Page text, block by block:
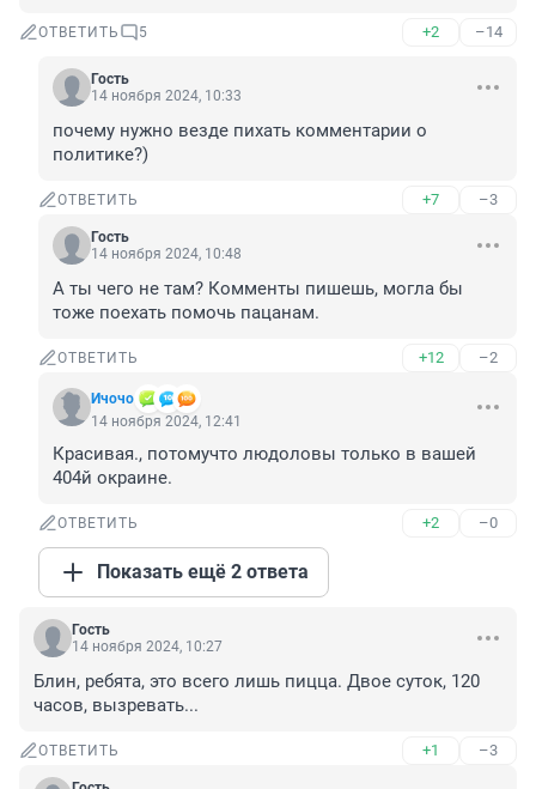
ОТВЕТИТЬ 5 +2 –14
Гость
14 ноября 2024, 10:33
почему нужно везде пихать комментарии о
политике?)
ОТВЕТИТЬ +7 –3
Гость
14 ноября 2024, 10:48
А ты чего не там? Комменты пишешь, могла бы
тоже поехать помочь пацанам.
ОТВЕТИТЬ +12 –2
Ичочо
14 ноября 2024, 12:41
Красивая., потомучто людоловы только в вашей
404й окраине.
ОТВЕТИТЬ +2 –0
Показать ещё 2 ответа
Гость
14 ноября 2024, 10:27
Блин, ребята, это всего лишь пицца. Двое суток, 120
часов, вызревать...
ОТВЕТИТЬ +1 –3